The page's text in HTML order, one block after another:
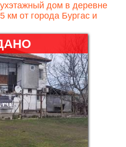
дом в деревне
км от города Бургас и